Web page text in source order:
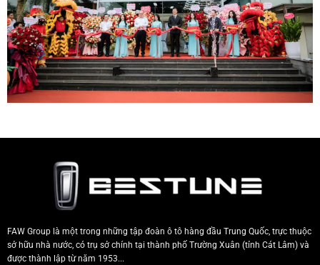
FAW Group là một trong những tập đoàn ô tô hàng đầu Trung Quốc, trực thuộc
sở hữu nhà nước, có trụ sở chính tại thành phố Trường Xuân (tỉnh Cát Lâm) và
được thành lập từ năm 1953...